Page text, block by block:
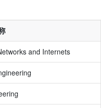
and Internets